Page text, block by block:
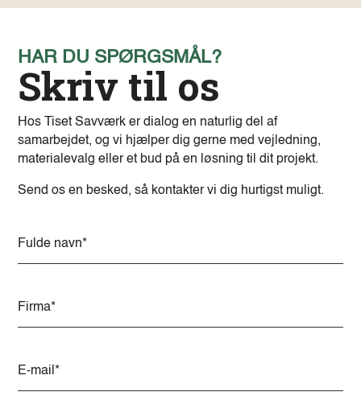
HAR DU SPØRGSMÅL?
Skriv til os
Hos Tiset Savværk er dialog en naturlig del af
samarbejdet, og vi hjælper dig gerne med vejledning,
materialevalg eller et bud på en løsning til dit projekt.
Send os en besked, så kontakter vi dig hurtigst muligt.